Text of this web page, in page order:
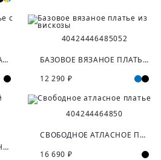
КОРОТКОЕ ВЕЧЕРНЕЕ ПЛАТЬЕ С ОБЪЁМНЫМИ РУКАВАМИ
40424446485052
БАЗОВОЕ ВЯЗАНОЕ ПЛАТЬЕ ИЗ ВИСКОЗЫ
12 290 ₽
ПЛАТЬЕ С АСИММЕТРИЧНОЙ ЗАСТЕЖКОЙ ИЗ КОСТЮМНОЙ ТКАНИ
404244464850
СВОБОДНОЕ АТЛАСНОЕ ПЛАТЬЕ
16 690 ₽